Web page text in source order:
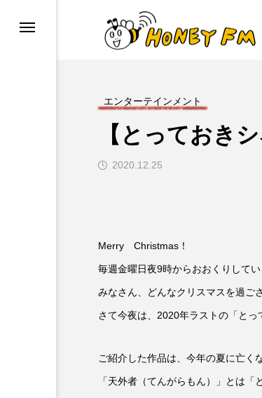
も美術館』」 5名様
JAZZ BAR
リバーサイド4部
た！2024.03.07
エンターテインメント
【とっておき
2020.12.25
Merry Christmas！
毎週金曜日夜9時からおおくりして
みなさん、どんなクリスマスを過ご
さて今夜は、2020年ラストの「とっ
ご紹介した作品は、今年の夏に亡く
「天外者（てんがらもん）」とは